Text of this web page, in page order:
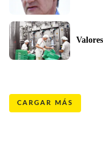
CARGAR MÁS